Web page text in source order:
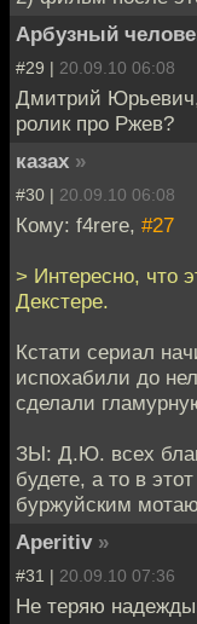
Арбузный
#29 | 20.09.10 06:08
Дмитрий Юрьевич,
ролик про Ржев?
казах »
#30 | 20.09.10 06:08
Кому: f4rere, #27
> Интересно, что
Декстере.
Кстати сериал
испохабили до
сделали
ЗЫ: Д.Ю. всех
будете, а то в
буржуйским
Aperitiv »
#31 | 20.09.10 07:36
Не теряю